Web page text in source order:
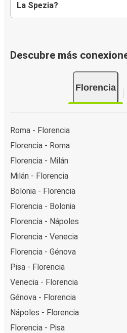
La Spezia?
Descubre más
Florencia
Roma - Florencia
Florencia - Roma
Florencia - Milán
Milán - Florencia
Bolonia - Florencia
Florencia - Bolonia
Florencia - Nápoles
Florencia - Venecia
Florencia - Génova
Pisa - Florencia
Venecia - Florencia
Génova - Florencia
Nápoles - Florencia
Florencia - Pisa